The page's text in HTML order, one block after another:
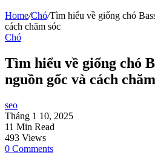
Home/Chó/Tìm hiểu về giống chó
cách chăm sóc
Chó
Tìm hiểu về giống chó
nguồn gốc và cách
seo
Tháng 1 10, 2025
11 Min Read
493 Views
0 Comments